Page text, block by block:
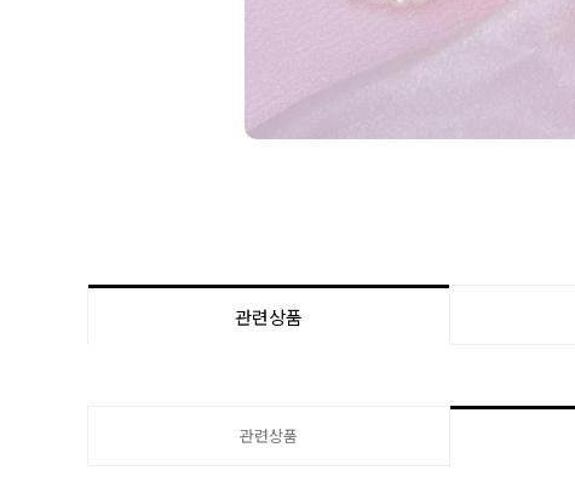
관련상품
관련상품